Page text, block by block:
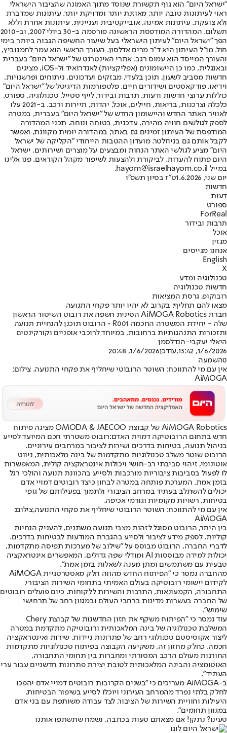
"ישראל היום" הוא גוף תקשורת שנוסד מתוך האמונה שהציבור הישראלי
ראוי לעיתונות טובה יותר, מאוזנת יותר ומדויקת יותר. עיתונות שמדברת
ולא צועקת. עיתונות אמינה, אובייקטיבית ועניינית. עיתונות אחרת וללא
תשלום. המהדורה המודפסת הראשונה פורסמה ב-30 ביולי 2007, וב-2010
הפך "ישראל היום" לעיתון הישראלי בעל שיעור החשיפה הגבוה ביותר בימי
חול. מו"ל העיתון היא ד"ר מרים אדלסון. העורך הראשי הוא עמר לחמנוביץ,
והעורך המייסד הוא עמוס רגב. אתרי האינטרנט של "ישראל היום" בעברית
ובאנגלית, כמו כן היישומונים (אפליקציות) לאנדרואיד ול-iOS, מציגים
חדשות מסביב לשעון, תוכן בלעדי, מבזקים ועדכונים, ניתוחים ופרשנויות,
וידיאו, פודקאסטים ושידורים חיים. פלטפורמות הדיגיטל של "ישראל היום"
כוללות ערוצי חדשות ודעות, תרבות ובידור, לייף סטייל, טכנולוגיה, ספורט,
כלכלה וצרכנות, בריאות, חיילים, אוכל, יהדות, תיירות ורכב. ב-2021 עלו
לאוויר האתר החדש והיישומון החדש של "ישראל היום" בעברית, במטרה
לספק לגולשים חוויה מהירה, עדכנית, בטוחה ונוחה. תכני המהדורה
המודפסת של העיתון זמינים גם באתר, במהדורה יומית מקוונת, ואפשר
לקבל אותם גם בניוזלטר. מועדון ההטבות הייחודי "הקליקה של ישראל
היום" מציע לגולשי האתר הנחות ומבצעים על מוצרים ושירותים. ישראל
היום פתוח להערות, לביקורת ולהצעות לשיפור מקהל הקוראים. פנו אלינו
במייל hayom@israelhayom.co.il.
יום שני, 1.6.2026
ט"ז בסיון תשפ"ו
חדשות
דעות
ספורט
ForReal
תרבות ובידור
אוכל
מגזין
אנחנו מגייסים
English
X
טכנולוגיה ומדע
חדשות טכנולוגיה
רובוקופ, גרסת המציאות
מצאו להם תחליף: בקרוב לא יהיו יותר פקחי התנועה
חברת AiMOGA Robotics הסינית חשפה את רובוט השיטור הראשון
שלה - יחידת המשטרה החכמה R001 • הרובוט תוכנן להנחיית תנועה
ותזכורות התנהגותיות ברחובות, במיוחד לרוכבי אופניים וקורקינטים
היאלי יעקבי-הנדלסמן
1/6/2026, 13:42
,עודכן1/6/2026, 20:48
0השמעה
אין עם מי להתווכח: השוטר הרובוטי שיחליף את פקחי התנועה. צילום:
AiMOGA
AiMOGA Robotics של קבוצת OMODA & JAECOO מציגה פיתוח
חדש בתחום הרובוטיקה דמוית האדם:רובוט משטרתי חכם המיועד לסייע
בניהול תנועה, בטיחות בדרכים ושירות לציבור במרחבים עירוניים.
הרובוט שוטר משלב טכנולוגיות מתקדמות של בינה מלאכותית, ניווט
אוטונומי, זיהוי סביבתי רב-חושי ויכולות אינטראקציה קולית, המאפשרות
לו לפעול בסביבות ציבוריות מורכבות ולסייע בהכוונת תנועה והולכי רגל
בזמן אמת. המערכת פותחה במטרה לבחון כיצד רובוטים דמויי אדם
יכולים להשתלב בעתיד במרחב הציבורי ולתמוך בפעילותם של גופי
בטיחות, רשויות מקומיות וגורמי אכיפה.
אין עם מי להתווכח: השוטר הרובוטי שיחליף את פקחי התנועה,צילום:
AiMOGA
בין היתר, הרובוט מסוגל לזהות מצבי תנועה משתנים, להעניק הנחיות
קוליות, לספק מידע לציבור ולסייע בהגברת המודעות לבטיחות בדרכים.
לדברי החברה, הרובוט מבוסס על "שילוב של מערכות תפיסה מתקדמות,
יכולות למידה מבוססות AI ומודלי שפה גדולים, המאפשרים אינטראקציה
טבעית עם משתמשים ומתן מענה לשאלות בזמן אמת".
מהחברה נמסר כי "הפיתוח החדש מהווה חלק מאסטרטגיית AiMOGA
לקידום יישומי רובוטיקה בעולם האמיתי בתחומי השירות הציבורי,
התחבורה, הקמעונאות, התרבות והשירות ללקוחות. כיום פועלים רובוטים
של החברה בעשרות מדינות ברחבי העולם ובמגוון רחב של תרחישי
שימוש".
עוד נמסר כי "הפיתוח משקף את חזון החדשנות של קבוצת Chery
המשלבת טכנולוגיה של בינה המלאכותית ורובוטיקה מתקדמת במטרה
ליצור אקוסיסטם טכנולוגי רחב של פתרונות ניידות, שירות ואינטראקציה
חכמה. כחלק מחזון זה, משקיעה הקבוצה בפיתוח טכנולוגיות מתקדמות
החורגות מעולם הרכב המסורתי ומחברות בין תחומי התחבורה,
האוטומציה והבינה המלאכותית לטובת יצירת פתרונות חדשניים עבור ערי
העתיד".
ב-AiMOGA מעריכים כי "בשנים הקרובות רובוטים דמויי אדם יהפכו
לחלק בלתי נפרד מהמרחב העירוני ויוכלו לסייע בשיפור הבטיחות,
היעילות וחוויית השירות של הציבור, לצד עבודה משותפת עם בני אדם
במגוון תחומים".
טעינו? נתקן! אם מצאתם טעות בכתבה, נשמח שתשתפו אותנו